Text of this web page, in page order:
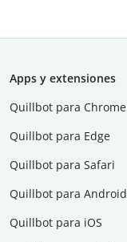
Apps y extensiones
Quillbot para Chrome
Quillbot para Edge
Quillbot para Safari
Quillbot para Android
Quillbot para iOS